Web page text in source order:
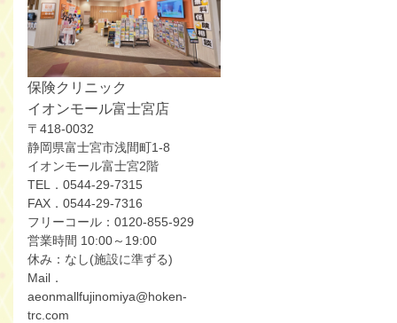
保険クリニック
イオンモール富士宮店
〒418-0032
静岡県富士宮市浅間町1-8
イオンモール富士宮2階
TEL．0544-29-7315
FAX．0544-29-7316
フリーコール：0120-855-929
営業時間 10:00～19:00
休み：なし(施設に準ずる)
Mail．
aeonmallfujinomiya@hoken-
trc.com